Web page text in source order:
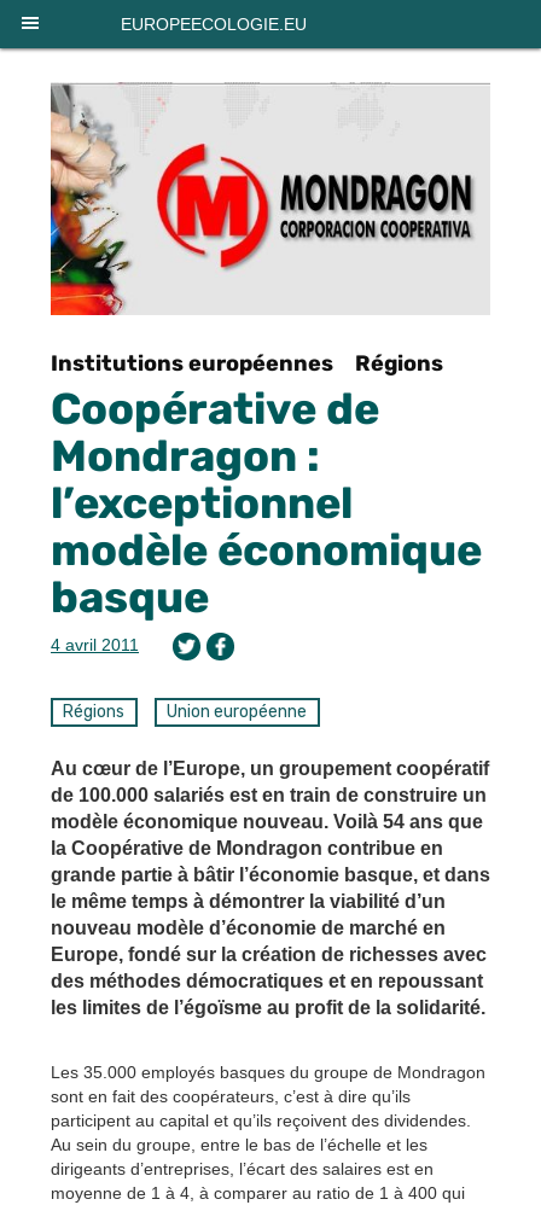
EUROPEECOLOGIE.EU
Institutions européennes Régions
Coopérative de
Mondragon :
l’exceptionnel
modèle économique
basque
4 avril 2011
Régions Union européenne
Au cœur de l’Europe, un groupement coopératif
de 100.000 salariés est en train de construire un
modèle économique nouveau. Voilà 54 ans que
la Coopérative de Mondragon contribue en
grande partie à bâtir l’économie basque, et dans
le même temps à démontrer la viabilité d’un
nouveau modèle d’économie de marché en
Europe, fondé sur la création de richesses avec
des méthodes démocratiques et en repoussant
les limites de l’égoïsme au profit de la solidarité.
Les 35.000 employés basques du groupe de Mondragon
sont en fait des coopérateurs, c’est à dire qu’ils
participent au capital et qu’ils reçoivent des dividendes.
Au sein du groupe, entre le bas de l’échelle et les
dirigeants d’entreprises, l’écart des salaires est en
moyenne de 1 à 4, à comparer au ratio de 1 à 400 qui